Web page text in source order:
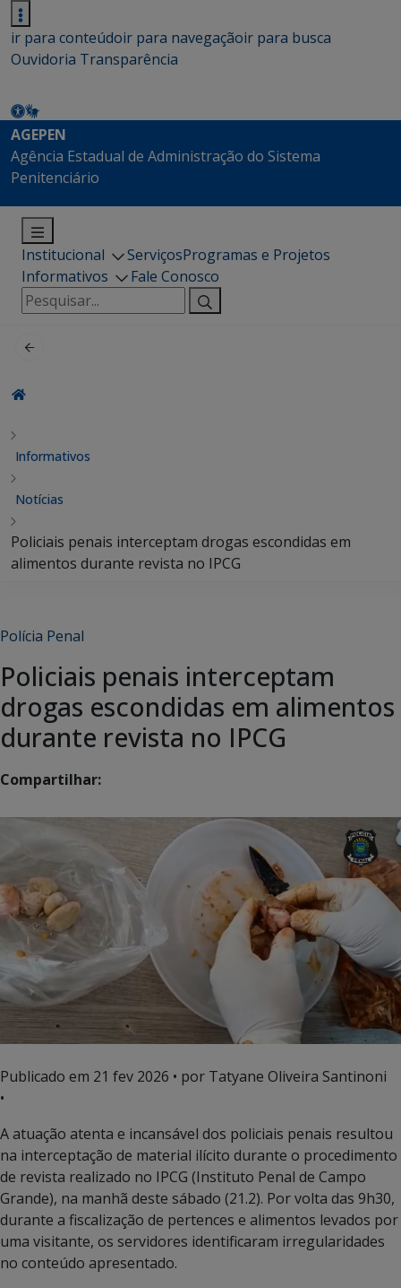
ir para conteúdoir para navegaçãoir para busca
Ouvidoria Transparência
AGEPEN
Agência Estadual de Administração do Sistema
Penitenciário
Institucional ServiçosProgramas e Projetos
Informativos
Fale Conosco
Pesquisar
por:
Informativos
Notícias
Policiais penais interceptam drogas escondidas em
alimentos durante revista no IPCG
Polícia Penal
Policiais penais interceptam
drogas escondidas em alimentos
durante revista no IPCG
Compartilhar:
Publicado em 21 fev 2026 • por Tatyane Oliveira Santinoni
•
A atuação atenta e incansável dos policiais penais resultou
na interceptação de material ilícito durante o procedimento
de revista realizado no IPCG (Instituto Penal de Campo
Grande), na manhã deste sábado (21.2). Por volta das 9h30,
durante a fiscalização de pertences e alimentos levados por
uma visitante, os servidores identificaram irregularidades
no conteúdo apresentado.